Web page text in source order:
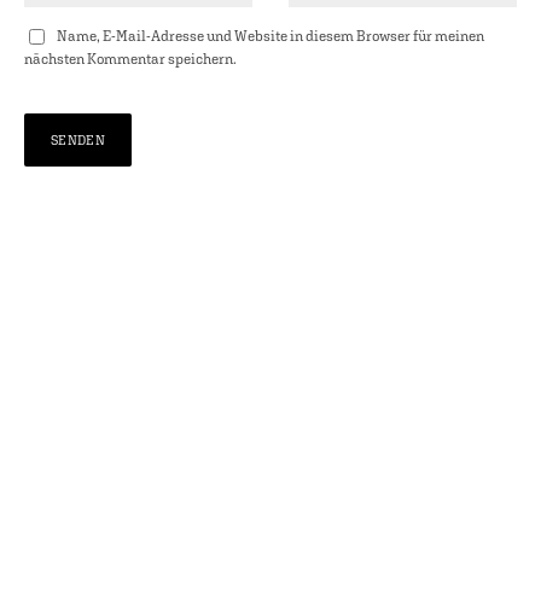
Name, E-Mail-Adresse und Website in diesem Browser für meinen
nächsten Kommentar speichern.